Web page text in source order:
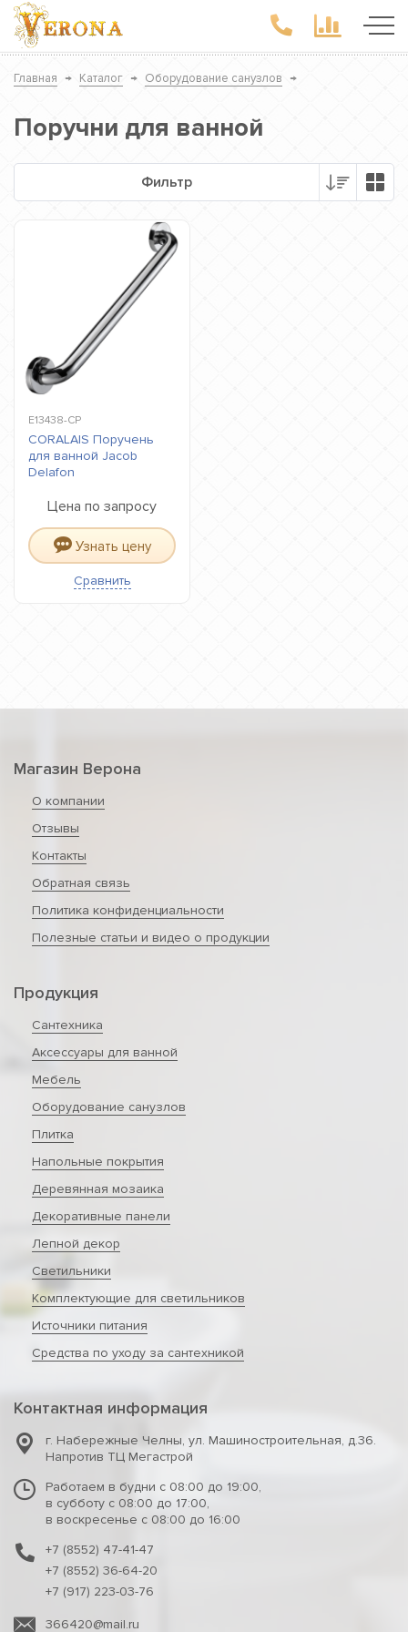
Главная → Каталог → Оборудование санузлов →
Поручни для ванной
Фильтр
E13438-CP
CORALAIS Поручень
для ванной Jacob
Delafon
Цена по запросу
Узнать цену
Сравнить
Магазин Верона
О компании
Отзывы
Контакты
Обратная связь
Политика конфиденциальности
Полезные статьи и видео о продукции
Продукция
Сантехника
Аксессуары для ванной
Мебель
Оборудование санузлов
Плитка
Напольные покрытия
Деревянная мозаика
Декоративные панели
Лепной декор
Светильники
Комплектующие для светильников
Источники питания
Средства по уходу за сантехникой
Контактная информация
г. Набережные Челны, ул. Машиностроительная, д.36.
Напротив ТЦ Мегастрой
Работаем в будни с 08:00 до 19:00,
в субботу с 08:00 до 17:00,
в воскресенье с 08:00 до 16:00
+7 (8552) 47-41-47
+7 (8552) 36-64-20
+7 (917) 223-03-76
366420@mail.ru